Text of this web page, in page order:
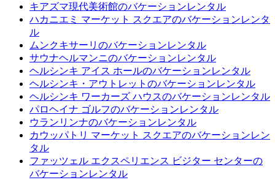
キアズマ現代美術館のバケーションレンタル
ハカニエミ マーケット スクエアのバケーションレンタ
ル
ムンクキサーリのバケーションレンタル
サウナヘルマンニのバケーションレンタル
ヘルシンキ アイス ホールのバケーションレンタル
ヘルシンキ・アウトレットのバケーションレンタル
ヘルシンキ ワーカーズ ハウスのバケーションレンタル
パロヘイナ ゴルフのバケーションレンタル
ウランリンナのバケーションレンタル
カウッパトリ マーケット スクエアのバケーションレン
タル
ファッツェル エクスペリエンス ビジター センターの
バケーションレンタル